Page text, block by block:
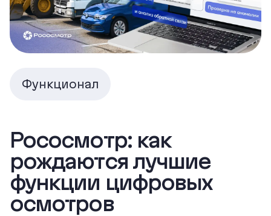
Функционал
Рососмотр: как
рождаются лучшие
функции цифровых
осмотров